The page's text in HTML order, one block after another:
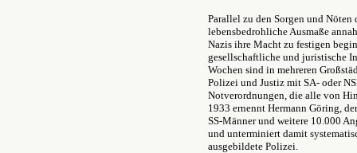
Parallel zu den Sorgen und
lebensbedrohliche Ausmaße
Nazis ihre Macht zu festigen
gesellschaftliche und juristische
Wochen sind in mehreren
Polizei und Justiz mit SA- oder
Notverordnungen, die alle von
1933 ernennt Hermann Göring,
SS-Männer und weitere 10.000
und unterminiert damit
ausgebildete Polizei.